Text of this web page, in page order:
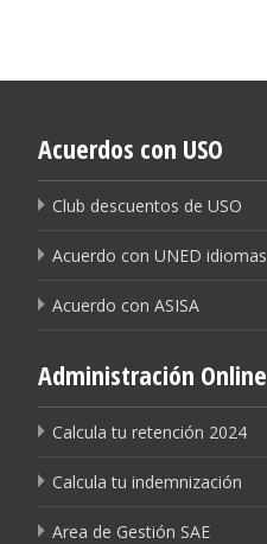
Acuerdos con USO
Club descuentos de USO
Acuerdo con UNED idiomas
Acuerdo con ASISA
Administración Online
Calcula tu retención 2024
Calcula tu indemnización
Area de Gestión SAE